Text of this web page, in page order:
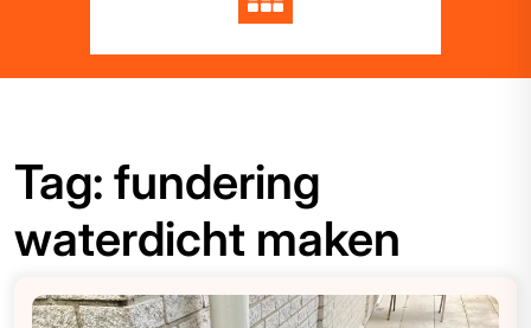
Tag: fundering
waterdicht maken